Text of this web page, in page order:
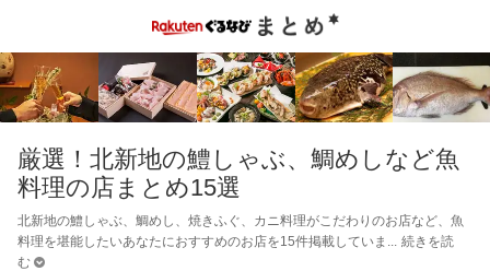
厳選！北新地の鱧しゃぶ、鯛めしなど魚
料理の店まとめ15選
北新地の鱧しゃぶ、鯛めし、焼きふぐ、カニ料理がこだわりのお店など、魚
料理を堪能したいあなたにおすすめのお店を15件掲載していま
続きを読
む